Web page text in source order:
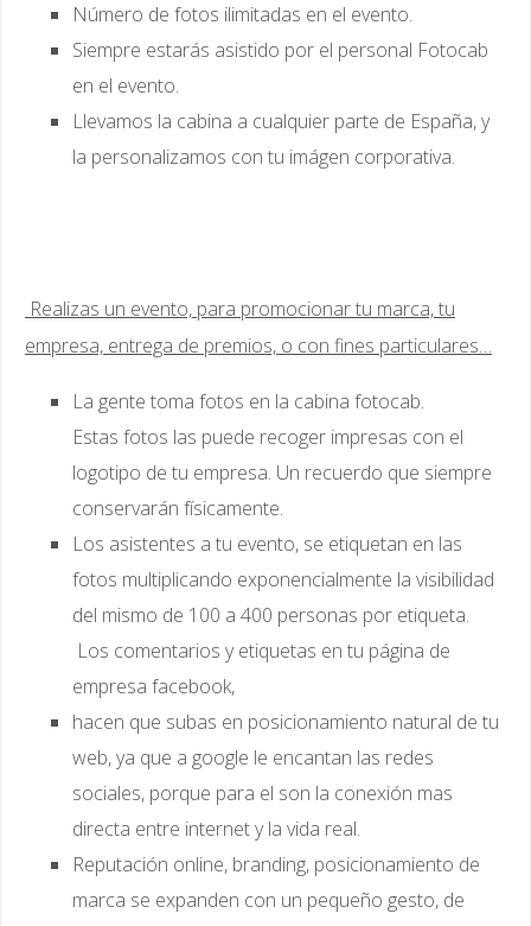
Número de fotos ilimitadas en el evento.
Siempre estarás asistido por el personal Fotocab
en el evento.
Llevamos la cabina a cualquier parte de España, y
la personalizamos con tu imágen corporativa.
Realizas un evento, para promocionar tu marca, tu
empresa, entrega de premios, o con fines particulares…
La gente toma fotos en la cabina fotocab.
Estas fotos las puede recoger impresas con el
logotipo de tu empresa. Un recuerdo que siempre
conservarán físicamente.
Los asistentes a tu evento, se etiquetan en las
fotos multiplicando exponencialmente la visibilidad
del mismo de 100 a 400 personas por etiqueta.
Los comentarios y etiquetas en tu página de
empresa facebook,
hacen que subas en posicionamiento natural de tu
web, ya que a google le encantan las redes
sociales, porque para el son la conexión mas
directa entre internet y la vida real.
Reputación online, branding, posicionamiento de
marca se expanden con un pequeño gesto, de